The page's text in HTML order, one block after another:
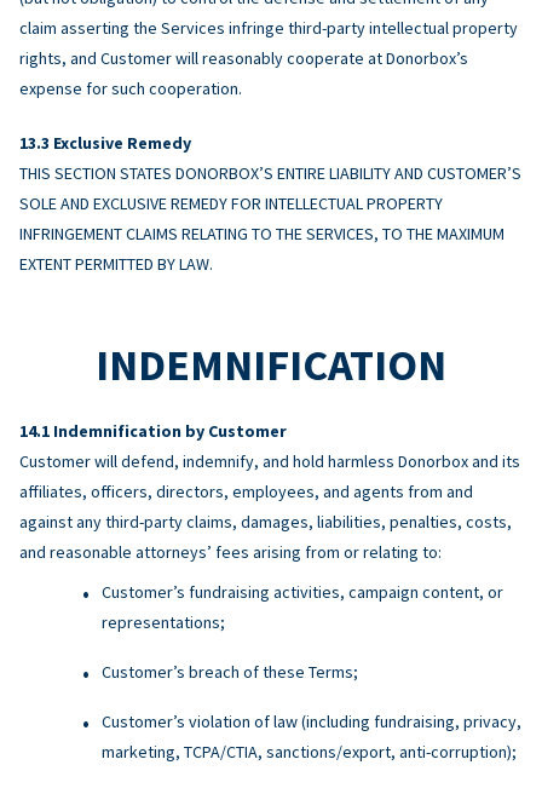
claim asserting the Services infringe third-party intellectual property
rights, and Customer will reasonably cooperate at Donorbox’s
expense for such cooperation.
Exclusive Remedy
THIS SECTION STATES DONORBOX’S ENTIRE LIABILITY AND CUSTOMER’S
SOLE AND EXCLUSIVE REMEDY FOR INTELLECTUAL PROPERTY
INFRINGEMENT CLAIMS RELATING TO THE SERVICES, TO THE MAXIMUM
EXTENT PERMITTED BY LAW.
INDEMNIFICATION
Indemnification by Customer
Customer will defend, indemnify, and hold harmless Donorbox and its
affiliates, officers, directors, employees, and agents from and
against any third-party claims, damages, liabilities, penalties, costs,
and reasonable attorneys’ fees arising from or relating to:
Customer’s fundraising activities, campaign content, or
representations;
Customer’s breach of these Terms;
Customer’s violation of law (including fundraising, privacy,
marketing, TCPA/CTIA, sanctions/export, anti-corruption);